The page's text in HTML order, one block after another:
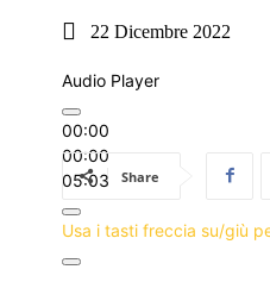
22 Dicembre 2022
Audio Player
00:00
00:00
05:03
Usa i tasti freccia su/giù
Share